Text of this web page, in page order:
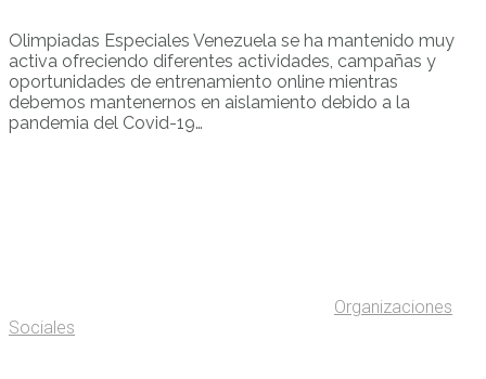
Olimpiadas Especiales Venezuela se ha mantenido muy
activa ofreciendo diferentes actividades, campañas y
oportunidades de entrenamiento online mientras
debemos mantenernos en aislamiento debido a la
pandemia del Covid-19…
Organizaciones
Sociales